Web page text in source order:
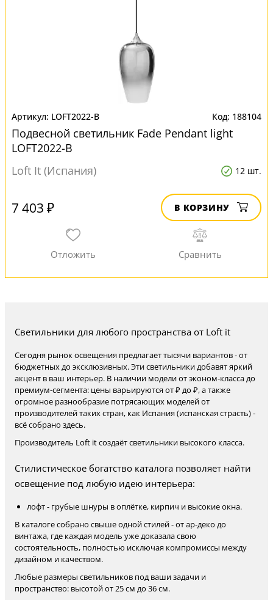
LOFT2022-B 188104
Подвесной светильник Fade Pendant light
LOFT2022-B
Loft It (Испания)
12 шт.
7 403 ₽ В КОРЗИНУ
Светильники для любого пространства от Loft it
Сегодня рынок освещения предлагает тысячи вариантов - от
бюджетных до эксклюзивных. Эти светильники добавят яркий
акцент в ваш интерьер. В наличии модели от эконом-класса до
премиум-сегмента: цены варьируются от ₽ до ₽, а также
огромное разнообразие потрясающих моделей от
производителей таких стран, как Испания (испанская страсть) -
всё собрано здесь.
Производитель Loft it создаёт светильники высокого класса.
Стилистическое богатство каталога позволяет найти
освещение под любую идею интерьера:
лофт - грубые шнуры в оплётке, кирпич и высокие окна.
В каталоге собрано свыше одной стилей - от ар-деко до
винтажа, где каждая модель уже доказала свою
состоятельность, полностью исключая компромиссы между
дизайном и качеством.
Любые размеры светильников под ваши задачи и
пространство: высотой от 25 см до 36 см.